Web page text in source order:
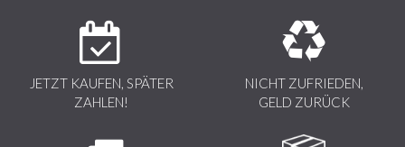
JETZT KAUFEN, SPÄTER
ZAHLEN!
NICHT ZUFRIEDEN,
GELD ZURÜCK